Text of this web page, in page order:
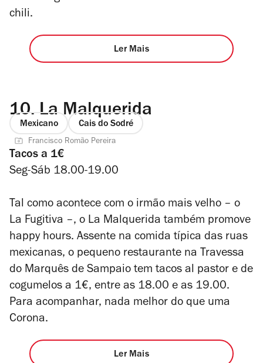
chili.
Ler Mais
10. La Malquerida
Mexicano Cais do Sodré
Francisco Romão Pereira
Tacos a 1€
Seg-Sáb 18.00-19.00
Tal como acontece com o irmão mais velho – o
La Fugitiva –, o La Malquerida também promove
happy hours. Assente na comida típica das ruas
mexicanas, o pequeno restaurante na Travessa
do Marquês de Sampaio tem tacos al pastor e de
cogumelos a 1€, entre as 18.00 e as 19.00.
Para acompanhar, nada melhor do que uma
Corona.
Ler Mais